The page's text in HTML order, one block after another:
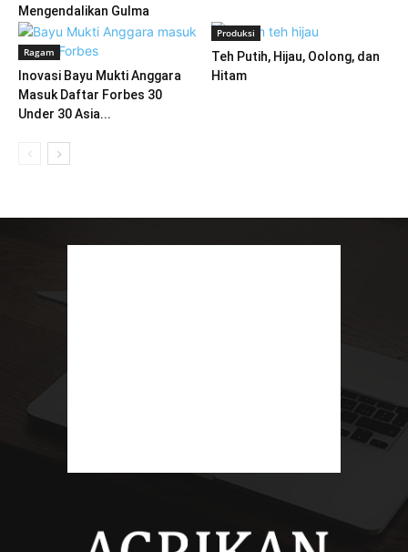
Mengendalikan Gulma
Ragam
Inovasi Bayu Mukti Anggara
Masuk Daftar Forbes 30
Under 30 Asia...
Produksi
Teh Putih, Hijau, Oolong, dan
Hitam